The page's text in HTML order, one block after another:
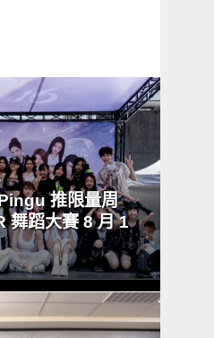
推限量周
舞蹈大賽 8 月 1